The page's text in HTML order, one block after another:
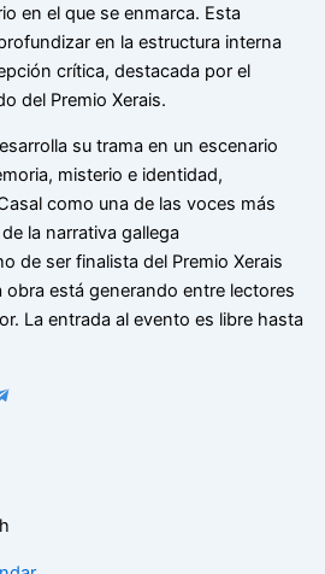
en el que se enmarca. Esta
en la estructura interna
crítica, destacada por el
del Premio Xerais.
su trama en un escenario
misterio e identidad,
como una de las voces más
la narrativa gallega
de ser finalista del Premio Xerais
obra está generando entre lectores
La entrada al evento es libre hasta